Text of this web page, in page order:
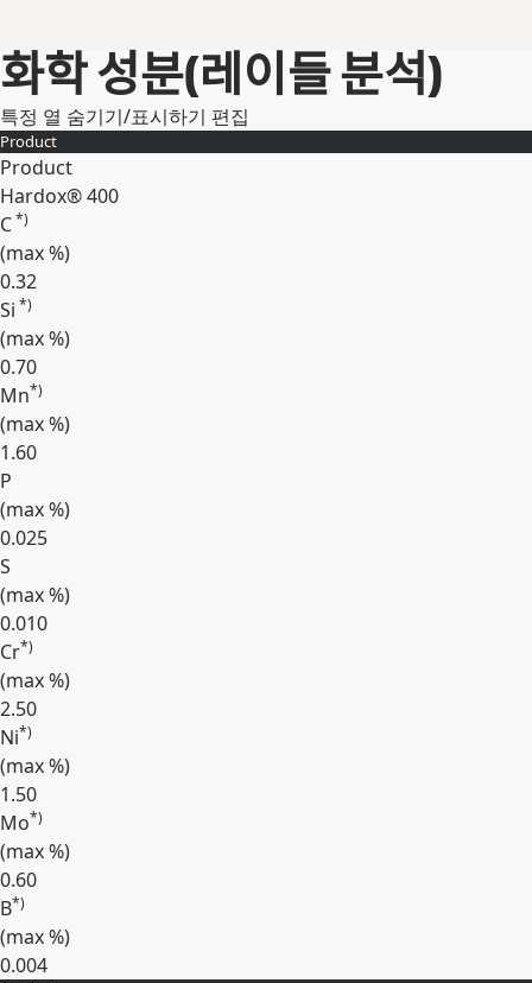
화학 성분(레이들 분석)
특정 열 숨기기/표시하기 편집
Product
Product
Hardox® 400
C*)
(max%)
0.32
Si *)
(max%)
0.70
Mn*)
(max%)
1.60
P
(max%)
0.025
S
(max%)
0.010
Cr*)
(max%)
2.50
Ni*)
(max%)
1.50
Mo*)
(max%)
0.60
B*)
(max%)
0.004